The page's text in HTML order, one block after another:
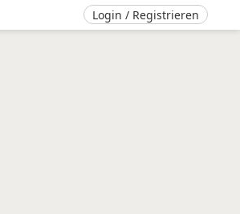
Login / Registrieren